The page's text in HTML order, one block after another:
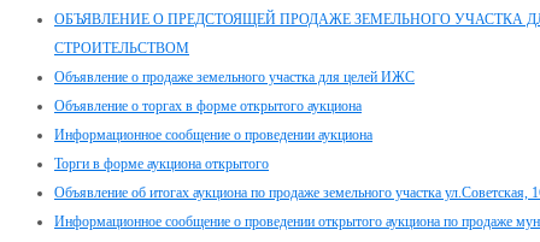
ОБЪЯВЛЕНИЕ О ПРЕДСТОЯЩЕЙ ПРОДАЖЕ ЗЕМЕЛЬНОГО УЧАСТКА
СТРОИТЕЛЬСТВОМ
Объявление о продаже земельного участка для целей ИЖС
Объявление о торгах в форме открытого аукциона
Информационное сообщение о проведении аукциона
Торги в форме аукциона открытого
Объявление об итогах аукциона по продаже земельного участка ул.Советская,
Информационное сообщение о проведении открытого аукциона по продаже